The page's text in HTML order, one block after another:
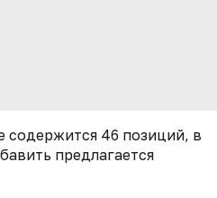
содержится 46 позиций, в
предлагается